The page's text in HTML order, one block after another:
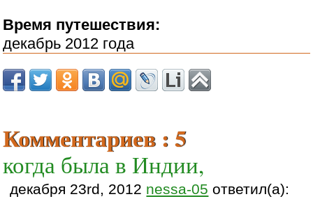
Время путешествия:
декабрь 2012 года
Комментариев : 5
когда была в Индии,
декабря 23rd, 2012 nessa-05 ответил(а):